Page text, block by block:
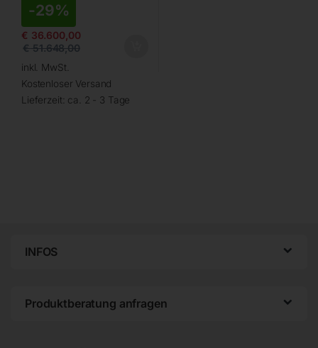
-29%
€ 36.600,00
€51.648,00
inkl. MwSt.
Kostenloser Versand
Lieferzeit: ca. 2 - 3 Tage
INFOS
Produktberatung anfragen